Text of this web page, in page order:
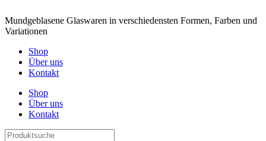
Mundgeblasene Glaswaren in verschiedensten Formen, Farben und
Variationen
Shop
Über uns
Kontakt
Shop
Über uns
Kontakt